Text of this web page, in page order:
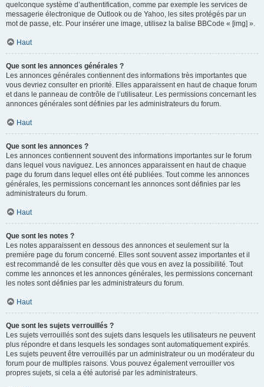
quelconque système d’authentification, comme par exemple les services de
messagerie électronique de Outlook ou de Yahoo, les sites protégés par un
mot de passe, etc. Pour insérer une image, utilisez la balise BBCode « [img] ».
Haut
Que sont les annonces générales ?
Les annonces générales contiennent des informations très importantes que
vous devriez consulter en priorité. Elles apparaissent en haut de chaque forum
et dans le panneau de contrôle de l’utilisateur. Les permissions concernant les
annonces générales sont définies par les administrateurs du forum.
Haut
Que sont les annonces ?
Les annonces contiennent souvent des informations importantes sur le forum
dans lequel vous naviguez. Les annonces apparaissent en haut de chaque
page du forum dans lequel elles ont été publiées. Tout comme les annonces
générales, les permissions concernant les annonces sont définies par les
administrateurs du forum.
Haut
Que sont les notes ?
Les notes apparaissent en dessous des annonces et seulement sur la
première page du forum concerné. Elles sont souvent assez importantes et il
est recommandé de les consulter dès que vous en avez la possibilité. Tout
comme les annonces et les annonces générales, les permissions concernant
les notes sont définies par les administrateurs du forum.
Haut
Que sont les sujets verrouillés ?
Les sujets verrouillés sont des sujets dans lesquels les utilisateurs ne peuvent
plus répondre et dans lesquels les sondages sont automatiquement expirés.
Les sujets peuvent être verrouillés par un administrateur ou un modérateur du
forum pour de multiples raisons. Vous pouvez également verrouiller vos
propres sujets, si cela a été autorisé par les administrateurs.